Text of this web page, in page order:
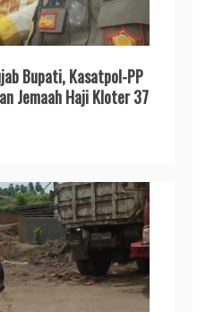
Bupati, Kasatpol-PP
Jemaah Haji Kloter 37